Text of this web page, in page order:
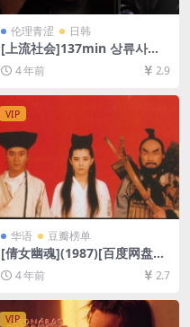
伦理青涩 日韩
[上流社会]137min 상류사회
(2018)[百度网盘+迅雷云盘资
源1080P超清未删减][MP4/3.
4 年前 2.9
VIP
华语 豆瓣榜单
[倩女幽魂](1987)[百度网盘
+迅雷云盘资源1080P超清未
删减][MP4/6.2GB][粤语中字]
4 年前 2.7
VIP